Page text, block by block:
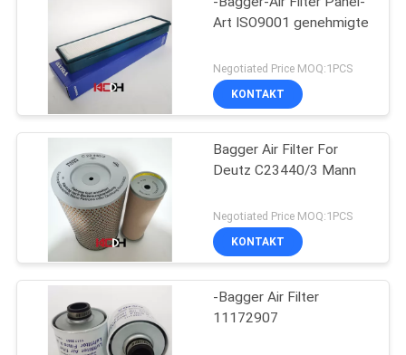
Art ISO9001 genehmigte
Negotiated Price MOQ:1PCS
KONTAKT
Bagger Air Filter For
Deutz C23440/3 Mann
Negotiated Price MOQ:1PCS
KONTAKT
-Bagger Air Filter
11172907